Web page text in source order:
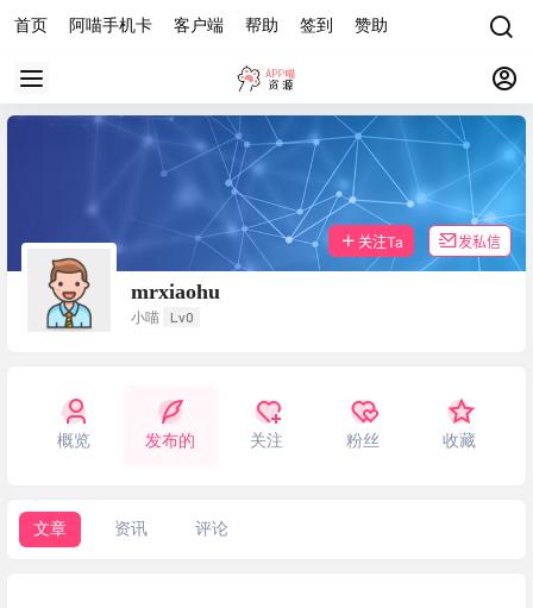
首页 阿喵手机卡 客户端 帮助 签到 赞助
mrxiaohu
小喵 Lv0
关注Ta 发私信
概览 发布的 关注 粉丝 收藏
文章 资讯 评论